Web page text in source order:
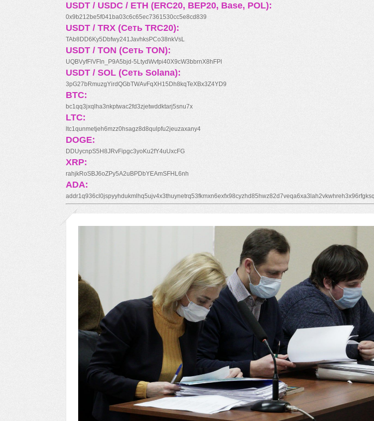
USDT / USDC / ETH (ERC20, BEP20, Base, POL):
0x9b212be5f041ba03c6c65ec7361530cc5e8cd839
USDT / TRX (Сеть TRC20):
TAb8DD6Ky5Dbfwy241JavhksPCo38nkVsL
USDT / TON (Сеть TON):
UQBVyfFlVFln_P9A5bjd-5LtydWvfpi40X9cW3bbrnX8hFPl
USDT / SOL (Сеть Solana):
3pG27bRmuzgYirdQGbTWAvFqXH15Dh8kqTeXBx3Z4YD9
BTC:
bc1qq3jxqlha3nkptwac2fd3zjetwddktarj5snu7x
LTC:
ltc1qunmetjeh6mzz0hsagz8d8qulpfu2jeuzaxany4
DOGE:
DDUycnpS5H8JRvFipgc3yoKu2fY4uUxcFG
XRP:
rahjkRoSBJ6oZPy5A2uBPDbYEAmSFHL6nh
ADA: